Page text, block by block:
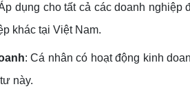
dụng cho tất cả các doanh nghiệp
khác tại Việt Nam.
: Cá nhân có hoạt động kinh
này.